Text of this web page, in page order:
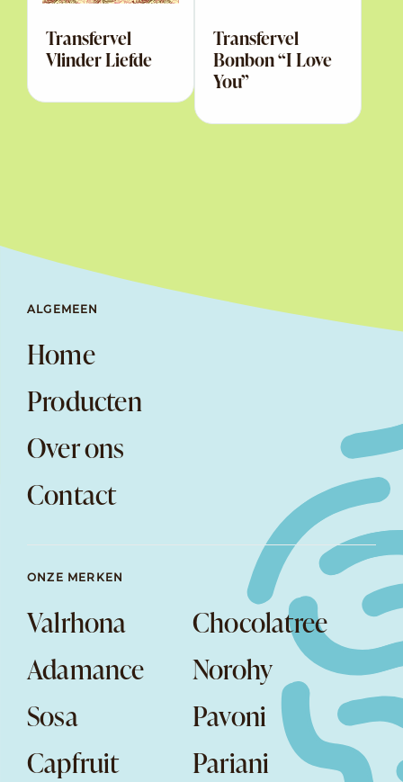
Transfervel
Vlinder Liefde
Transfervel
Bonbon “I Love
You”
ALGEMEEN
Home
Producten
Over ons
Contact
ONZE MERKEN
Valrhona
Chocolatree
Adamance
Norohy
Sosa
Pavoni
Capfruit
Pariani